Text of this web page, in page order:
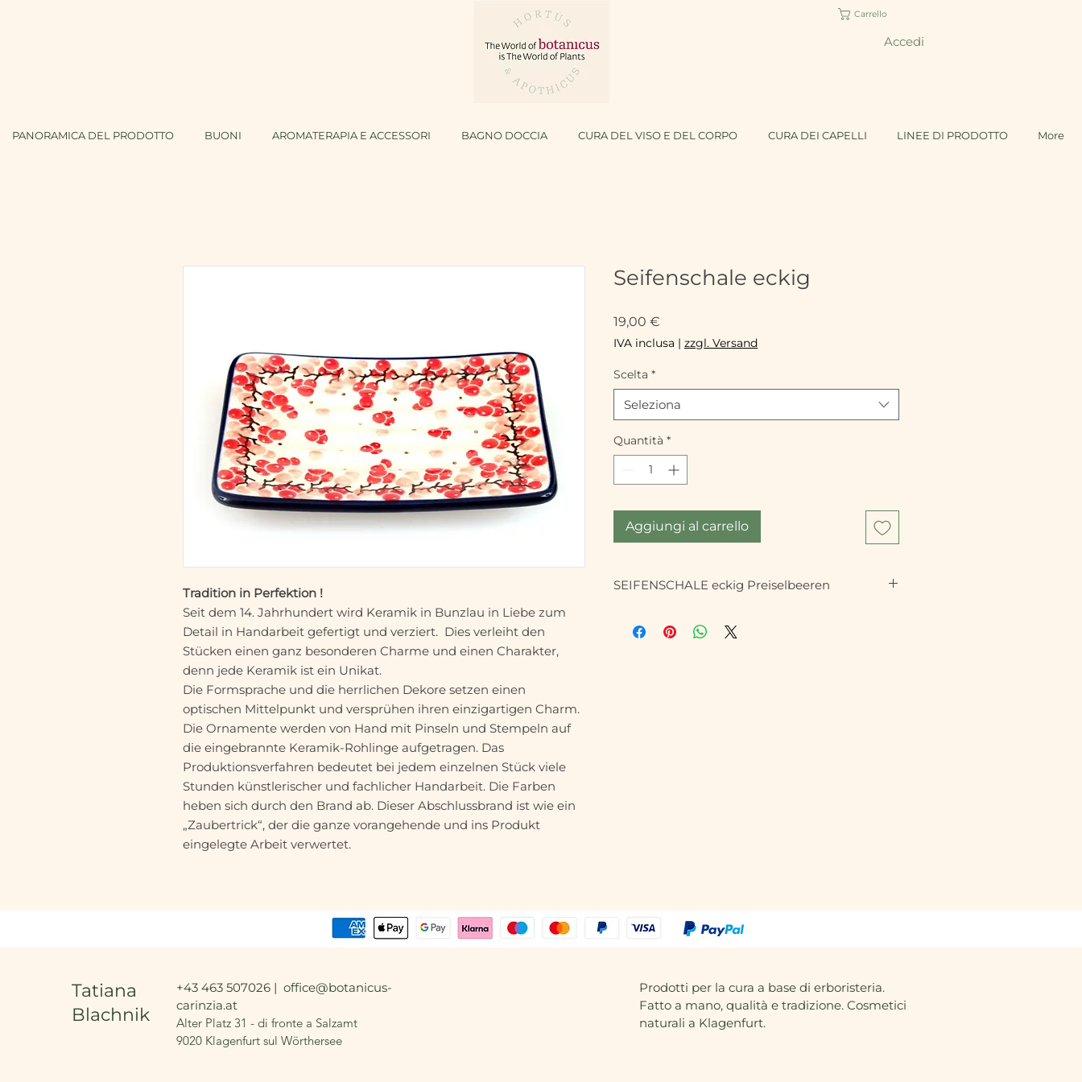
Carrello
Accedi
PANORAMICA DEL PRODOTTO BUONI AROMATERAPIA E ACCESSORI BAGNO DOCCIA CURA DEL VISO E DEL CORPO CURA DEI CAPELLI LINEE DI PRODOTTO More
Tradition in Perfektion !
Seit dem 14. Jahrhundert wird Keramik in Bunzlau in Liebe zum
Detail in Handarbeit gefertigt und verziert. Dies verleiht den
Stücken einen ganz besonderen Charme und einen Charakter,
denn jede Keramik ist ein Unikat.
Die Formsprache und die herrlichen Dekore setzen einen
optischen Mittelpunkt und versprühen ihren einzigartigen Charm.
Die Ornamente werden von Hand mit Pinseln und Stempeln auf
die eingebrannte Keramik-Rohlinge aufgetragen. Das
Produktionsverfahren bedeutet bei jedem einzelnen Stück viele
Stunden künstlerischer und fachlicher Handarbeit. Die Farben
heben sich durch den Brand ab. Dieser Abschlussbrand ist wie ein
„Zaubertrick“, der die ganze vorangehende und ins Produkt
eingelegte Arbeit verwertet.
Seifenschale eckig
19,00 €
IVA inclusa | zzgl. Versand
Scelta *
Seleziona
Quantità *
Aggiungi al carrello
SEIFENSCHALE eckig Preiselbeeren
Die schönen Muster werden mit der Hilfe von
Tatiana
Blachnik
+43 463 507026 | office@botanicus-
carinzia.at
Alter Platz 31 - di fronte a Salzamt
9020 Klagenfurt sul Wörthersee
Prodotti per la cura a base di erboristeria.
Fatto a mano, qualità e tradizione. Cosmetici
naturali a Klagenfurt.